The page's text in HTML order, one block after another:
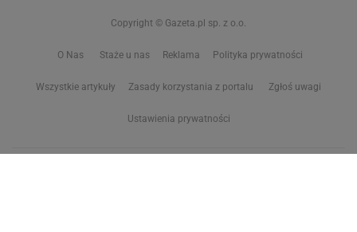
Copyright © Gazeta.pl sp. z o.o.
O Nas Staże u nas Reklama Polityka prywatności
Wszystkie artykuły Zasady korzystania z portalu Zgłoś uwagi
Ustawienia prywatności